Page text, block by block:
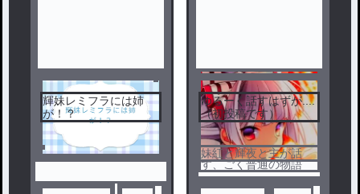
1 2
輝妹レミフラには姉
が！？
ゆるーく話すはずが....
（初投稿です）
妹紅と輝夜と主が話
す、ごく普通の物語